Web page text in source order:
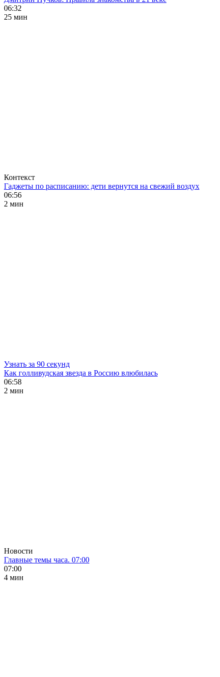
06:32
25 мин
Контекст
Гаджеты по расписанию: дети вернутся на свежий воздух
06:56
2 мин
Узнать за 90 секунд
Как голливудская звезда в Россию влюбилась
06:58
2 мин
Новости
Главные темы часа. 07:00
07:00
4 мин